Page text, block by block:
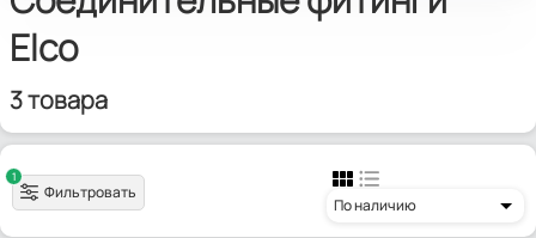
Elco
3 товара
1
Фильтровать
По наличию